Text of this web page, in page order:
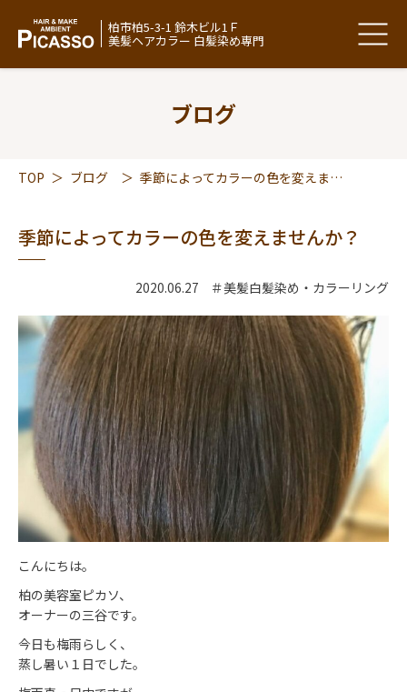
柏市柏5-3-1 鈴木ビル1Ｆ
美髪ヘアカラー 白髪染め専門
ブログ
TOP ＞ ブログ ＞ 季節によってカラーの色を変えませんか？
季節によってカラーの色を変えませんか？
2020.06.27 ＃美髪白髪染め・カラーリング
こんにちは。
柏の美容室ピカソ、
オーナーの三谷です。
今日も梅雨らしく、
蒸し暑い１日でした。